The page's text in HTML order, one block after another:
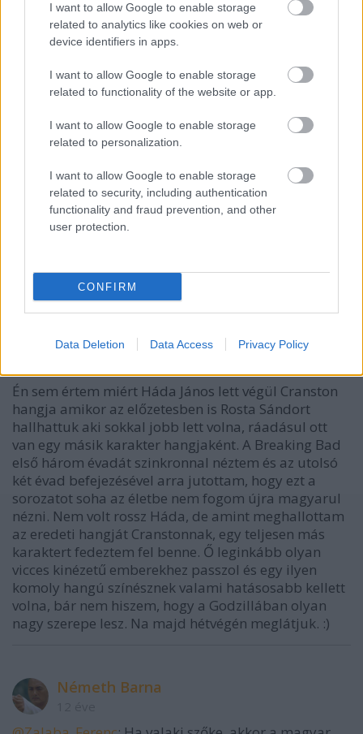
I want to allow Google to enable storage
related to analytics like cookies on web or
device identifiers in apps.
I want to allow Google to enable storage
related to functionality of the website or app.
I want to allow Google to enable storage
related to personalization.
I want to allow Google to enable storage
related to security, including authentication
functionality and fraud prevention, and other
user protection.
CONFIRM
Data Deletion Data Access Privacy Policy
"nem azért szinkronizáltak egy filmet, hogy sokan
megnézzék, hanem mert sokan megnézték"
Én már egyáltalán nem vagyok róla meggyőződve,
hogy a szinkron olyan nagy befolyásoló tényező
lenne egy film bevétele esetén. Persze vannak
műfajok, ahol elkél (családi film, vígjáték /saja/), de
az eseményfilmeket simán lehetne tolni felirattal, a
Alkonyat, Az éhezők viadala vagy a Gravitáció, másik
oldalról pedig az ADS, a Parlux vagy a Big Bang
majd összes szinkronos bemutatója. Én abban
bízok, hogy előbb vagy utóbb kikopik a 3D a
nem sokkal olcsóbb, mint a szinkron...
CrazyDave
Én sem értem miért Háda János lett végül Cranston
hangja amikor az előzetesben is Rosta Sándort
hallhattuk aki sokkal jobb lett volna, ráadásul ott
van egy másik karakter hangjaként. A Breaking Bad
első három évadát szinkronnal néztem és az utolsó
két évad befejezésével arra jutottam, hogy ezt a
sorozatot soha az életbe nem fogom újra magyarul
nézni. Nem volt rossz Háda, de amint meghallottam
az eredeti hangját Cranstonnak, egy teljesen más
karaktert fedeztem fel benne. Ő leginkább olyan
vicces kinézetű emberekhez passzol és egy ilyen
komoly hangú színésznek valami hatásosabb kellett
volna, bár nem hiszem, hogy a Godzillában olyan
nagy szerepe lesz. Na majd hétvégén meglátjuk. :)
Németh Barna